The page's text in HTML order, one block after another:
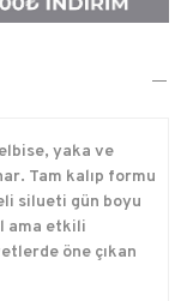
yaka ve
Tam kalıp formu
silueti gün boyu
ama etkili
öne çıkan